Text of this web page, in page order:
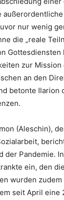
nur wenig
die „reale
zur
an den
betonte Ilarion
(Aleschin),
der Pandemie.
ein, den
wurden
seit April